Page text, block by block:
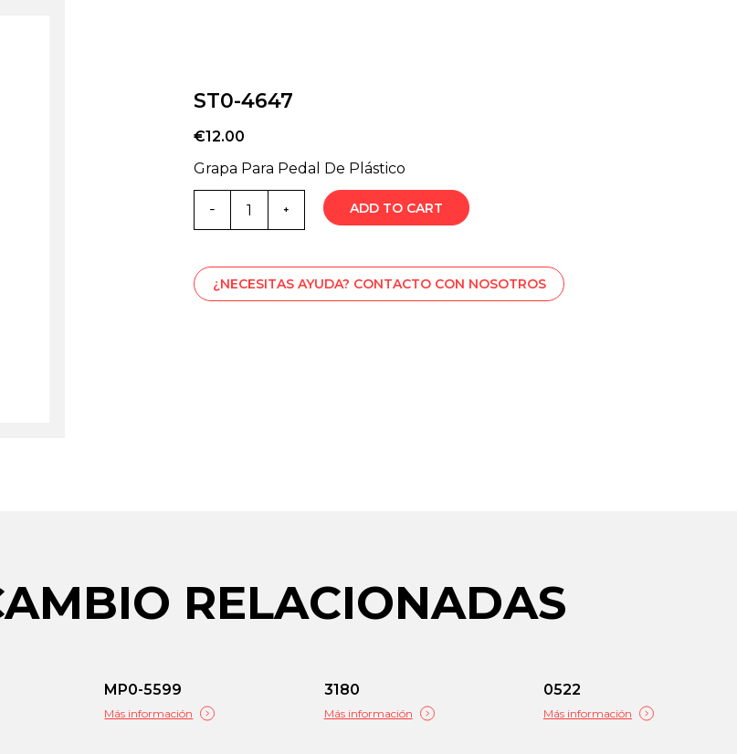
ST0-4647
€12.00
Grapa Para Pedal De Plástico
de
ST0-
ADD TO CART
¿NECESITAS AYUDA? CONTACTO CON NOSOTROS
RELACIONADAS
MP0-5599
Más información
3180
Más información
0522
Más información